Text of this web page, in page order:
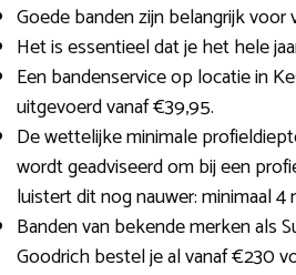
Goede banden zijn belangrijk voor
Het is essentieel dat je het hele
Een bandenservice op locatie in
uitgevoerd vanaf €39,95.
De wettelijke minimale
wordt geadviseerd om bij een
luistert dit nog nauwer: minimaal 4
Banden van bekende merken als
Goodrich bestel je al vanaf €230